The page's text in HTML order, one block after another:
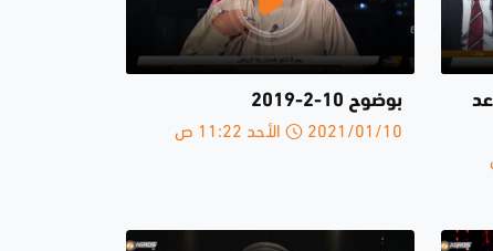
بوضوح 10-2-2019
2021/01/10 الأحد 11:22 ص